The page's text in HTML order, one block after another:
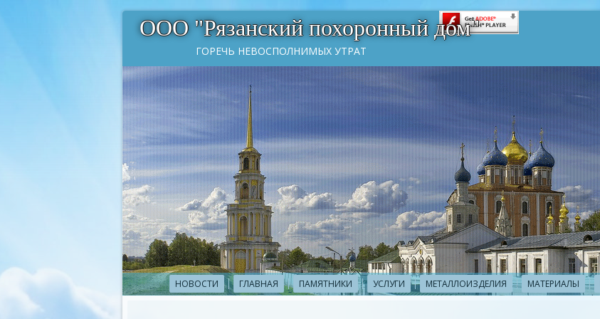
ООО "Рязанский похоронный дом"
ГОРЕЧЬ НЕВОСПОЛНИМЫХ УТРАТ
НОВОСТИ ГЛАВНАЯ ПАМЯТНИКИ УСЛУГИ МЕТАЛЛОИЗДЕЛИЯ МАТЕРИАЛЫ